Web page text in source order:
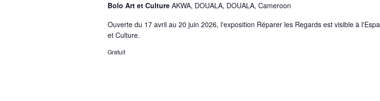
Bolo Art et Culture AKWA, DOUALA, DOUALA, Cameroon
Ouverte du 17 avril au 20 juin 2026, l'exposition Réparer les Regards est visible à
et Culture.
Gratuit